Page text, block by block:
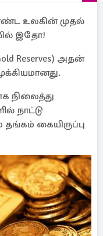
உலகின் முதல்
இதோ!
Reserves) அதன்
நிலைத்து
நாட்டு
தங்கம் கையிருப்பு